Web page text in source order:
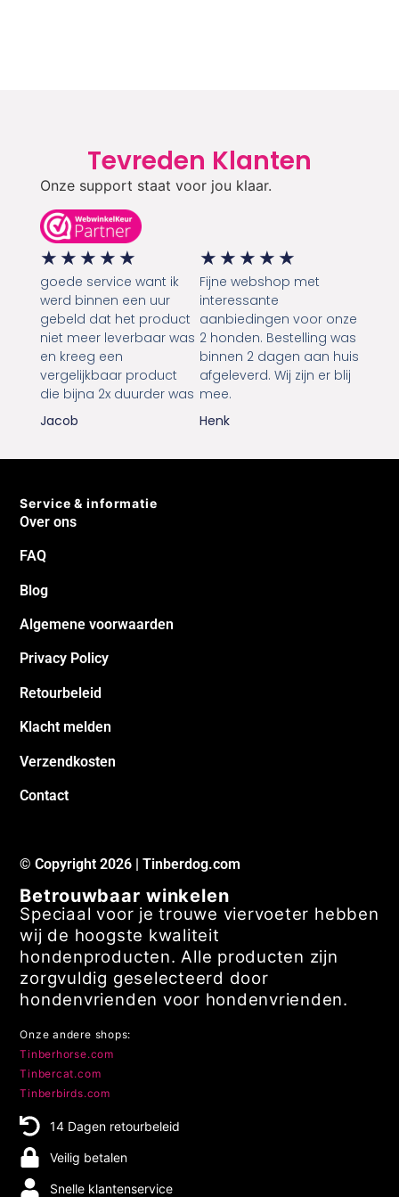
Tevreden Klanten
Onze support staat voor jou klaar.
★ ★ ★ ★ ★
goede service want ik
werd binnen een uur
gebeld dat het product
niet meer leverbaar was
en kreeg een
vergelijkbaar product
die bijna 2x duurder was
Jacob
★ ★ ★ ★ ★
Fijne webshop met
interessante
aanbiedingen voor onze
2 honden. Bestelling was
binnen 2 dagen aan huis
afgeleverd. Wij zijn er blij
mee.
Henk
Service & informatie
Over ons
FAQ
Blog
Algemene voorwaarden
Privacy Policy
Retourbeleid
Klacht melden
Verzendkosten
Contact
© Copyright 2026 | Tinberdog.com
Betrouwbaar winkelen
Speciaal voor je trouwe viervoeter hebben
wij de hoogste kwaliteit
hondenproducten. Alle producten zijn
zorgvuldig geselecteerd door
hondenvrienden voor hondenvrienden.
Onze andere shops:
Tinberhorse.com
Tinbercat.com
Tinberbirds.com
14 Dagen retourbeleid
Veilig betalen
Snelle klantenservice